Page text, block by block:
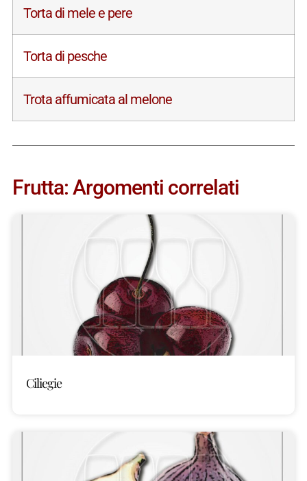
Torta di mele e pere
Torta di pesche
Trota affumicata al melone
Frutta: Argomenti correlati
Ciliegie